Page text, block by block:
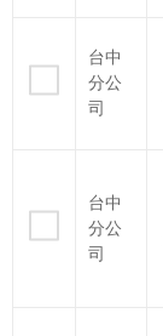
台中
分公
司
台中
分公
司